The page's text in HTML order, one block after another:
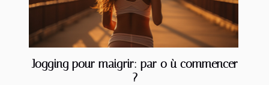
Jogging pour maigrir: par o ù commencer
?